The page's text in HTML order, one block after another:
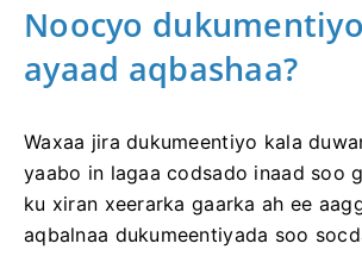
Noocyo
ayaad aqbashaa?
Waxaa jira dukumeentiyo kala
yaabo in lagaa codsado inaad soo
ku xiran xeerarka gaarka ah ee
aqbalnaa dukumeentiyada soo